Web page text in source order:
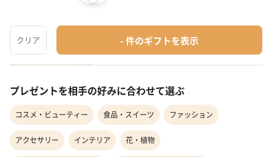
【ペア】高級ビール「イネディット」&手作りビ
お酒
¥9,581〜
最短8月10日(月)お届け
プレゼントを相手の好みに合わせて選ぶ
コスメ・ビューティー 食品・スイーツ ファッション
アクセサリー インテリア 花・植物